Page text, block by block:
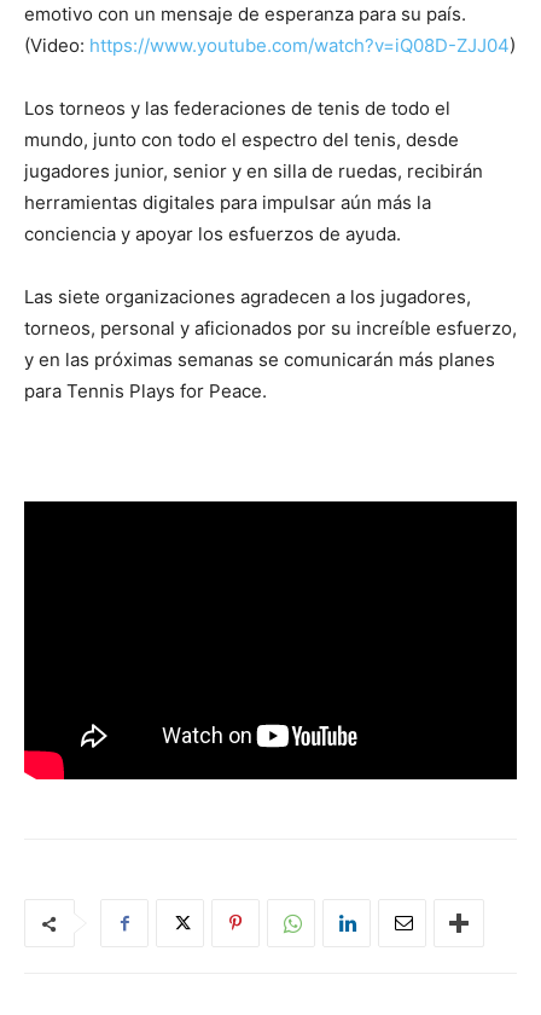
emotivo con un mensaje de esperanza para su país.
(Video: https://www.youtube.com/watch?v=iQ08D-ZJJ04)
Los torneos y las federaciones de tenis de todo el
mundo, junto con todo el espectro del tenis, desde
jugadores junior, senior y en silla de ruedas, recibirán
herramientas digitales para impulsar aún más la
conciencia y apoyar los esfuerzos de ayuda.
Las siete organizaciones agradecen a los jugadores,
torneos, personal y aficionados por su increíble esfuerzo,
y en las próximas semanas se comunicarán más planes
para Tennis Plays for Peace.